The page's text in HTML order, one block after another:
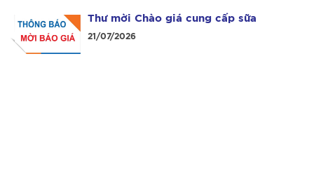
Thư mời Chào giá cung cấp sữa
21/07/2026